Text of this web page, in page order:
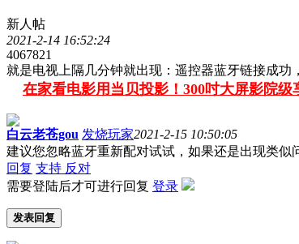
新人帖
2021-2-14 16:52:24
4067821
就是电视上隔几分钟就出现：遥控器蓝牙链接成
在家看电影用当贝投影！300吋大屏影院级
白云老苍gou 发烧玩家2021-2-15 10:50:05
建议您忽略蓝牙重新配对试试，如果还是出现类似
回复 支持 反对
需要登陆后才可进行回复 登录
发表回复